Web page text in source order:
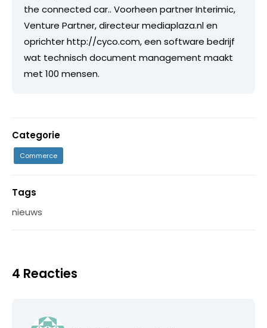
the connected car.. Voorheen partner Interimic,
Venture Partner, directeur mediaplaza.nl en
oprichter http://cyco.com, een software bedrijf
wat technisch document management maakt
met 100 mensen.
Categorie
Commerce
Tags
nieuws
4 Reacties